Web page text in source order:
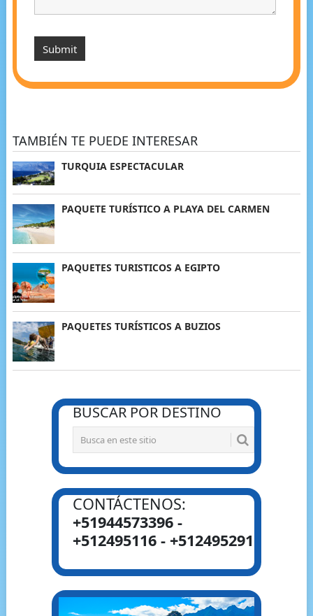
TAMBIÉN TE PUEDE INTERESAR
TURQUIA ESPECTACULAR
PAQUETE TURÍSTICO A PLAYA DEL CARMEN
PAQUETES TURISTICOS A EGIPTO
PAQUETES TURÍSTICOS A BUZIOS
BUSCAR POR DESTINO
CONTÁCTENOS:
+51944573396 -
+512495116 - +512495291